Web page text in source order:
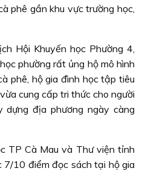
phê gần khu vực trường học,
Hội Khuyến học Phường 4,
phường rất ủng hộ mô hình
phê, hộ gia đình học tập tiêu
cung cấp tri thức cho người
dựng địa phương ngày càng
TP Cà Mau và Thư viện tỉnh
7/10 điểm đọc sách tại hộ gia